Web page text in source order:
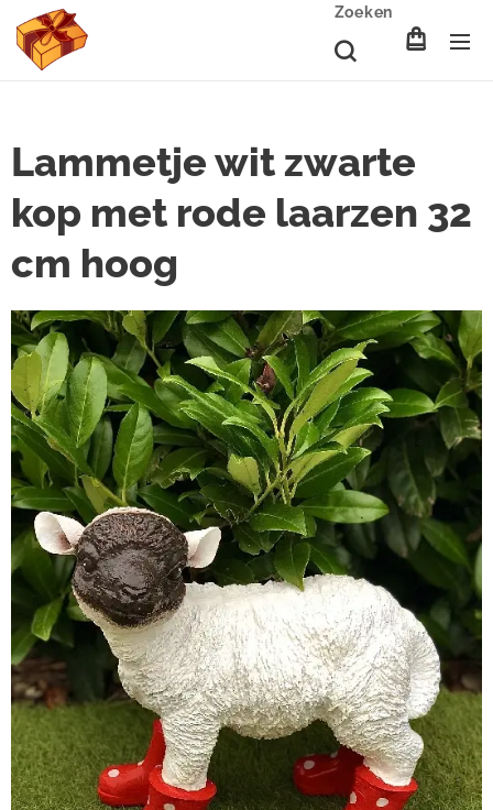
Zoeken
Lammetje wit zwarte
kop met rode laarzen 32
cm hoog